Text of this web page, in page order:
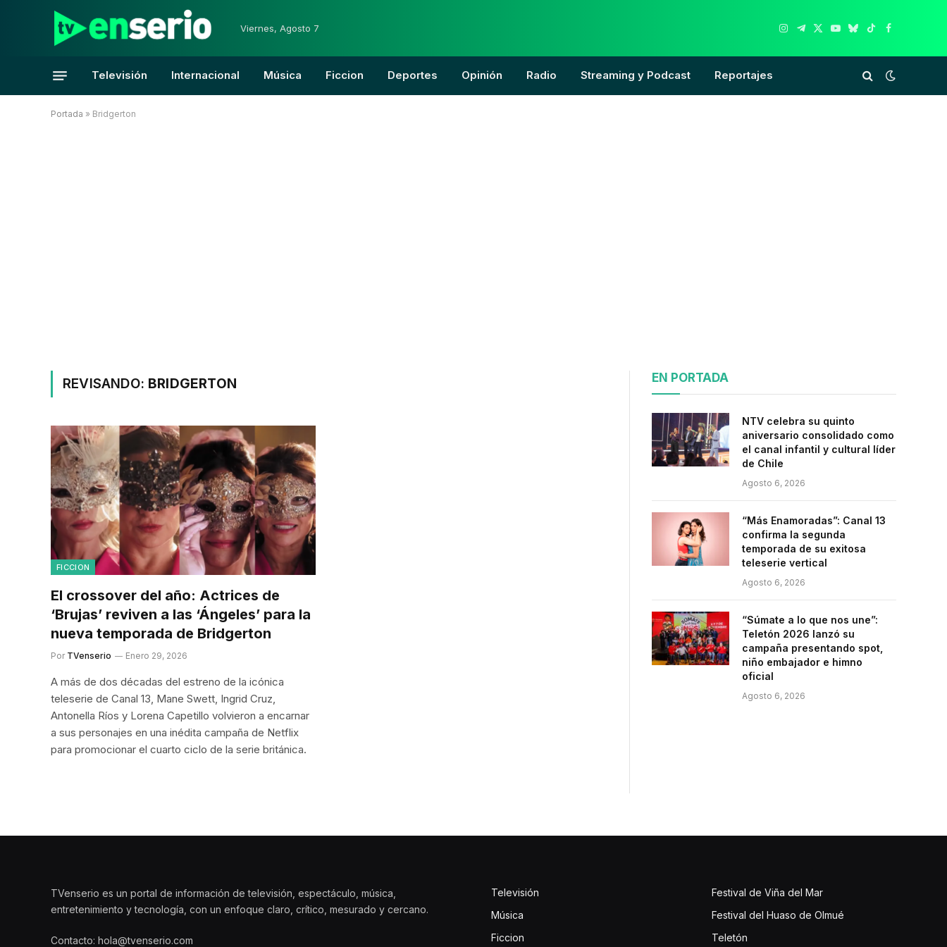
Viernes, Agosto 7
Instagram
Telegram
X
YouTube
Bluesky
TikTokFacebook
Televisión Internacional Música Ficcion Deportes Opinión Radio Streaming y Podcast Reportajes
Portada » Bridgerton
REVISANDO: BRIDGERTON
FICCION
El crossover del año: Actrices de
‘Brujas’ reviven a las ‘Ángeles’ para la
nueva temporada de Bridgerton
Por TVenserio Enero 29, 2026
A más de dos décadas del estreno de la icónica
teleserie de Canal 13, Mane Swett, Ingrid Cruz,
Antonella Ríos y Lorena Capetillo volvieron a encarnar
a sus personajes en una inédita campaña de Netflix
para promocionar el cuarto ciclo de la serie británica.
EN PORTADA
NTV celebra su quinto
aniversario consolidado como
el canal infantil y cultural líder
de Chile
Agosto 6, 2026
“Más Enamoradas”: Canal 13
confirma la segunda
temporada de su exitosa
teleserie vertical
Agosto 6, 2026
“Súmate a lo que nos une”:
Teletón 2026 lanzó su
campaña presentando spot,
niño embajador e himno
oficial
Agosto 6, 2026
TVenserio es un portal de información de televisión, espectáculo, música,
entretenimiento y tecnología, con un enfoque claro, crítico, mesurado y cercano.
Contacto: hola@tvenserio.com
Televisión
Música
Ficcion
Festival de Viña del Mar
Festival del Huaso de Olmué
Teletón